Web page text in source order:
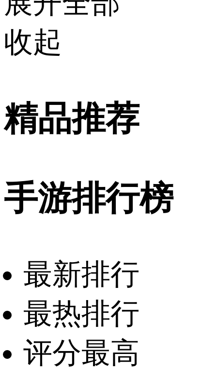
收起
精品推荐
手游排行榜
最新排行
最热排行
评分最高